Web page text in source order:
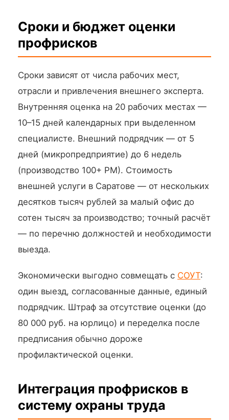
Сроки и бюджет оценки
профрисков
Сроки зависят от числа рабочих мест,
отрасли и привлечения внешнего эксперта.
Внутренняя оценка на 20 рабочих местах —
10–15 дней календарных при выделенном
специалисте. Внешний подрядчик — от 5
дней (микропредприятие) до 6 недель
(производство 100+ РМ). Стоимость
внешней услуги в Саратове — от нескольких
десятков тысяч рублей за малый офис до
сотен тысяч за производство; точный расчёт
— по перечню должностей и необходимости
выезда.
Экономически выгодно совмещать с СОУТ:
один выезд, согласованные данные, единый
подрядчик. Штраф за отсутствие оценки (до
80 000 руб. на юрлицо) и переделка после
предписания обычно дороже
профилактической оценки.
Интеграция профрисков в
систему охраны труда